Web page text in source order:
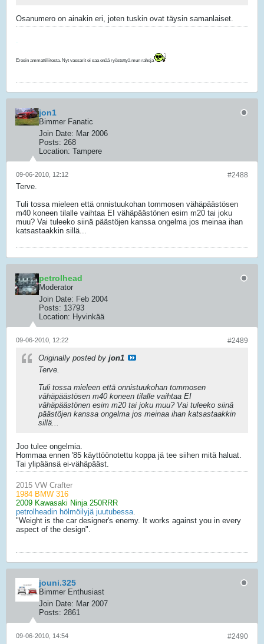
Osanumero on ainakin eri, joten tuskin ovat täysin samanlaiset.
.
Erosin ammattiliitosta. Nyt vassarit ei saa enää ryöstettyä mun rahoja
jon1
Bimmer Fanatic
Join Date: Mar 2006
Posts: 268
Location: Tampere
#2488
09-06-2010, 12:12
Terve.
Tuli tossa mieleen että onnistuukohan tommosen vähäpäästösen
m40 koneen tilalle vaihtaa EI vähäpäästönen esim m20 tai joku
muu? Vai tuleeko siinä päästöjen kanssa ongelma jos meinaa ihan
katsastaakkin sillä...
petrolhead
Moderator
Join Date: Feb 2004
Posts: 13793
Location: Hyvinkää
#2489
09-06-2010, 12:22
Originally posted by jon1
Terve.
Tuli tossa mieleen että onnistuukohan tommosen
vähäpäästösen m40 koneen tilalle vaihtaa EI
vähäpäästönen esim m20 tai joku muu? Vai tuleeko siinä
päästöjen kanssa ongelma jos meinaa ihan katsastaakkin
sillä...
Joo tulee ongelmia.
Hommaa ennen '85 käyttöönotettu koppa jä tee siihen mitä haluat.
Tai ylipäänsä ei-vähäpääst.
2015 VW Crafter
1984 BMW 316
2009 Kawasaki Ninja 250RRR
petrolheadin hölmöilyjä juutubessa.
"Weight is the car designer's enemy. It works against you in every
aspect of the design".
jouni.325
Bimmer Enthusiast
Join Date: Mar 2007
Posts: 2861
#2490
09-06-2010, 14:54